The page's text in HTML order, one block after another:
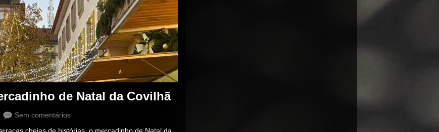
de Natal da Covilhã
Sem comentários